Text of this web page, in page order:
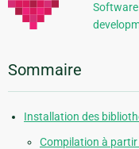
Sommaire
Installation des
Compilation à